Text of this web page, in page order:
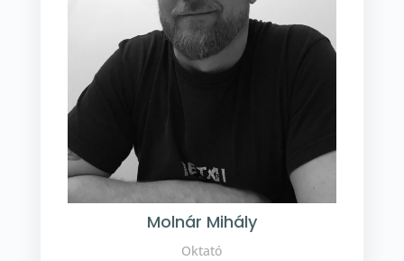
Molnár Mihály
Oktató